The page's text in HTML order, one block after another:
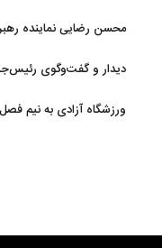
محسن رضایی نماینده
دیدار و گفت‌وگوی
ورزشگاه آزادی به نیم